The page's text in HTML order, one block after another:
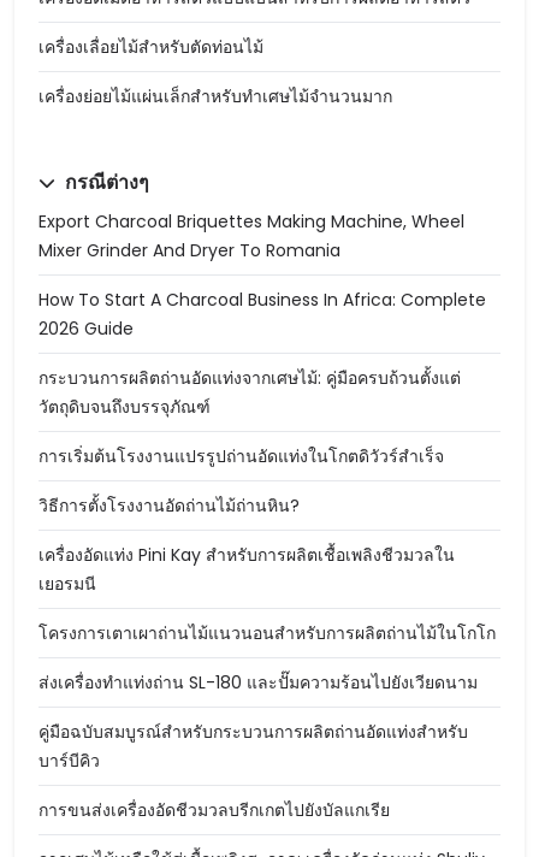
เครื่องเลื่อยไม้สำหรับตัดท่อนไม้
เครื่องย่อยไม้แผ่นเล็กสำหรับทำเศษไม้จำนวนมาก
กรณีต่างๆ
Export Charcoal Briquettes Making Machine, Wheel
Mixer Grinder And Dryer To Romania
How To Start A Charcoal Business In Africa: Complete
2026 Guide
กระบวนการผลิตถ่านอัดแท่งจากเศษไม้: คู่มือครบถ้วนตั้งแต่
วัตถุดิบจนถึงบรรจุภัณฑ์
การเริ่มต้นโรงงานแปรรูปถ่านอัดแท่งในโกตดิวัวร์สำเร็จ
วิธีการตั้งโรงงานอัดถ่านไม้ถ่านหิน?
เครื่องอัดแท่ง Pini Kay สำหรับการผลิตเชื้อเพลิงชีวมวลใน
เยอรมนี
โครงการเตาเผาถ่านไม้แนวนอนสำหรับการผลิตถ่านไม้ในโกโก
ส่งเครื่องทำแท่งถ่าน SL-180 และปั๊มความร้อนไปยังเวียดนาม
คู่มือฉบับสมบูรณ์สำหรับกระบวนการผลิตถ่านอัดแท่งสำหรับ
บาร์บีคิว
การขนส่งเครื่องอัดชีวมวลบรีกเกตไปยังบัลแกเรีย